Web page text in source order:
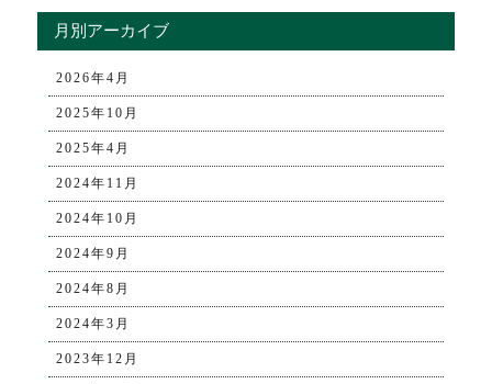
月別アーカイブ
2026年4月
2025年10月
2025年4月
2024年11月
2024年10月
2024年9月
2024年8月
2024年3月
2023年12月